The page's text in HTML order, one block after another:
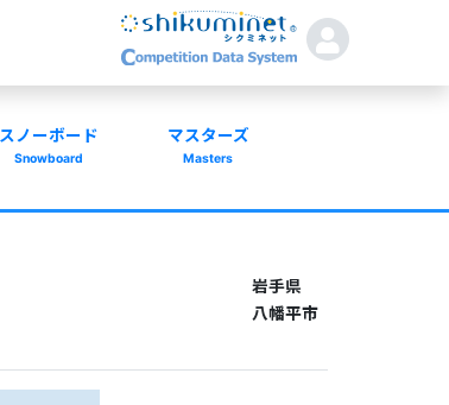
スノーボード
Snowboard
マスターズ
Masters
岩手県
八幡平市